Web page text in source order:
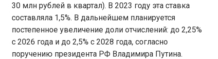
30 млн рублей в квартал). В 2023 году эта ставка
составляла 1,5%. В дальнейшем планируется
постепенное увеличение доли отчислений: до 2,25%
с 2026 года и до 2,5% с 2028 года, согласно
поручению президента РФ Владимира Путина.